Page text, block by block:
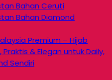
Bahan Ceruti
Bahan Diamond
Premium – Hijab
& Elegan untuk Daily,
Sendiri